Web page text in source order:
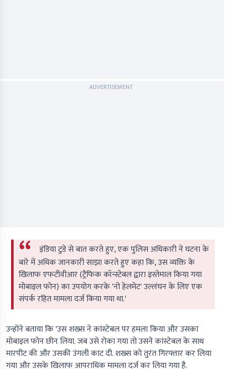
ADVERTISEMENT
इंडिया टुडे से बात करते हुए, एक पुलिस अधिकारी ने घटना के
बारे में अधिक जानकारी साझा करते हुए कहा कि, उस व्यक्ति के
खिलाफ एफटीवीआर (ट्रैफिक कॉन्स्टेबल द्वारा इस्तेमाल किया गया
मोबाइल फोन) का उपयोग करके 'नो हेलमेट' उल्लंघन के लिए एक
संपर्क रहित मामला दर्ज किया गया था.'
उन्होंने बताया कि 'उस शख्स ने कांस्टेबल पर हमला किया और उसका
मोबाइल फोन छीन लिया. जब उसे रोका गया तो उसने कांस्टेबल के साथ
मारपीट की और उसकी उंगली काट दी. शख्स को तुरंत गिरफ्तार कर लिया
गया और उसके खिलाफ आपराधिक मामला दर्ज कर लिया गया है.